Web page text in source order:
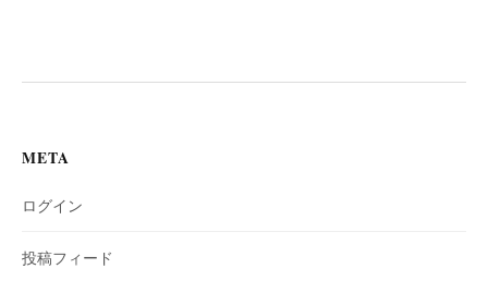
META
ログイン
投稿フィード